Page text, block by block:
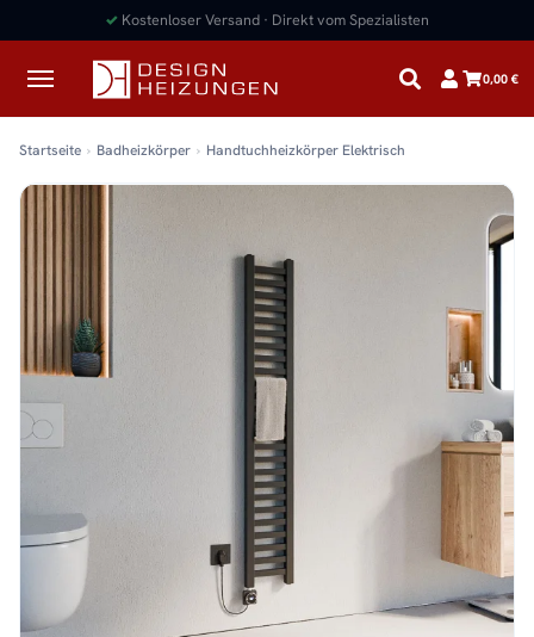
5% Rabatt sichern:Newsletter anmelden
0,00 €
Startseite Badheizkörper Handtuchheizkörper Elektrisch